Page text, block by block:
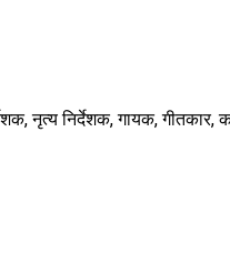
नृत्य निर्देशक, गायक,